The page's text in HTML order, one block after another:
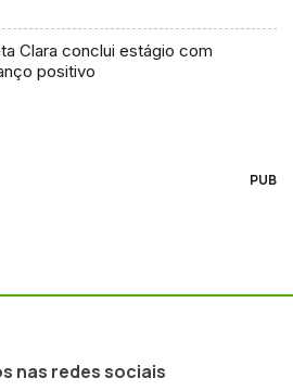
Clara conclui estágio com
positivo
PUB
nas redes sociais